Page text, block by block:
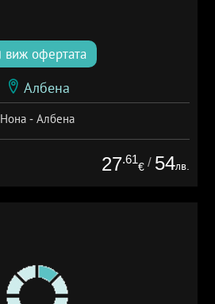
виж офертата
Албена
Нона - Албена
27.61
€ / 54лв.